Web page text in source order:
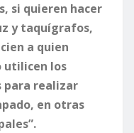
si quieren hacer
y taquígrafos,
a quien
utilicen los
para realizar
en otras